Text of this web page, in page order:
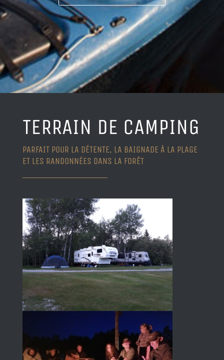
TERRAIN DE CAMPING
PARFAIT POUR LA DÉTENTE, LA BAIGNADE À LA PLAGE
ET LES RANDONNÉES DANS LA FORÊT